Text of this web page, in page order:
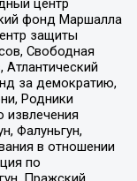
центр
фонд Маршалла
защиты
Свободная
за демократию,
Родники
извлечения
Фалуньгун,
в отношении
по